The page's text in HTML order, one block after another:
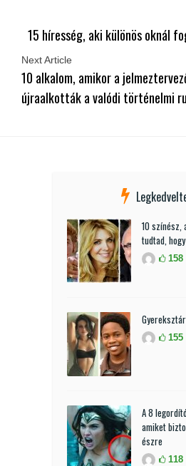
15 híresség, aki különös oknál
Next Article
10 alkalom, amikor a
újraalkották a valódi történelmi
10 színész,
tudtad,
158
155
A 8
amiket
észre
118